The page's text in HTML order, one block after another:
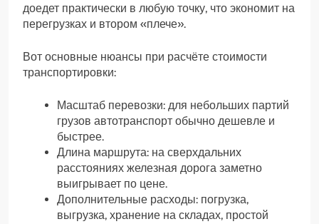
доедет практически в любую точку, что экономит на
перегрузках и втором «плече».
Вот основные нюансы при расчёте стоимости
транспортировки:
Масштаб перевозки: для небольших партий
грузов автотранспорт обычно дешевле и
быстрее.
Длина маршрута: на сверхдальних
расстояниях железная дорога заметно
выигрывает по цене.
Дополнительные расходы: погрузка,
выгрузка, хранение на складах, простой